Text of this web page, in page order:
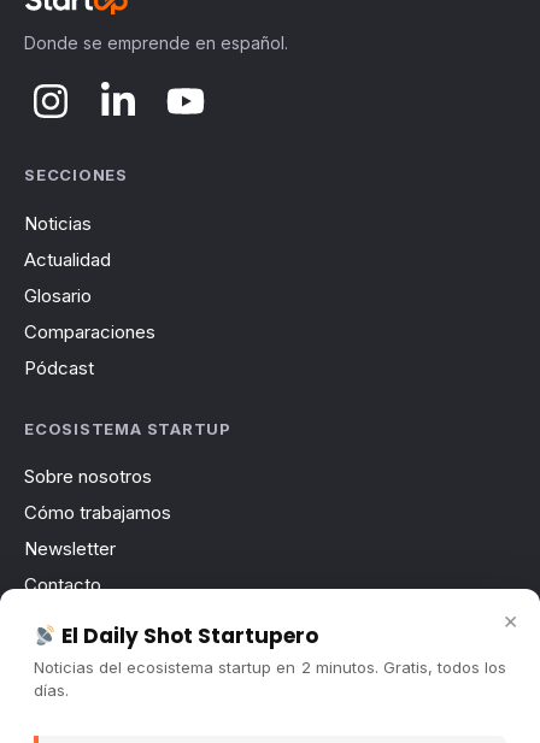
Donde se emprende en español.
SECCIONES
Noticias
Actualidad
Glosario
Comparaciones
Pódcast
ECOSISTEMA STARTUP
Sobre nosotros
Cómo trabajamos
Newsletter
Contacto
Publicidad
Convocatorias
×
El Daily Shot Startupero
Noticias del ecosistema startup en 2 minutos. Gratis, todos los
días.